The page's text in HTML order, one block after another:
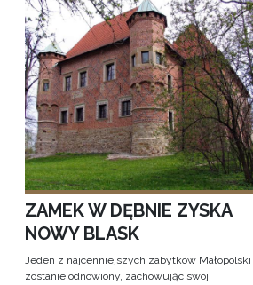
ZAMEK W DĘBNIE ZYSKA
NOWY BLASK
Jeden z najcenniejszych zabytków Małopolski
zostanie odnowiony, zachowując swój